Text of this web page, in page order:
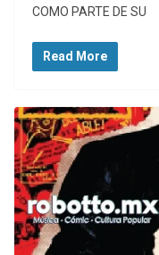
COMO PARTE DE SU
Read More